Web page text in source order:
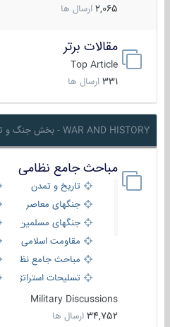
2,065 ارسال ها
مقالات برتر
Top Article
331 ارسال ها
WAR AND HISTORY - بخش جنگ و تاریخ
مباحث جامع نظامی
تاریخ و تمدن
جنگهای معاصر
جنگهای مسلمین
مقاومت اسلامی
مباحث جامع نظامی
تسلیحات استراتژیک
Military Discussions
34,752 ارسال ها